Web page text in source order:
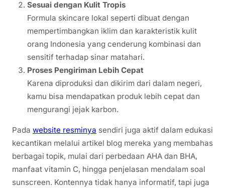
Sesuai dengan Kulit Tropis
Formula skincare lokal seperti dibuat dengan
mempertimbangkan iklim dan karakteristik kulit
orang Indonesia yang cenderung kombinasi dan
sensitif terhadap sinar matahari.
Proses Pengiriman Lebih Cepat
Karena diproduksi dan dikirim dari dalam negeri,
kamu bisa mendapatkan produk lebih cepat dan
mengurangi jejak karbon.
Pada website resminya sendiri juga aktif dalam edukasi
kecantikan melalui artikel blog mereka yang membahas
berbagai topik, mulai dari perbedaan AHA dan BHA,
manfaat vitamin C, hingga penjelasan mendalam soal
sunscreen. Kontennya tidak hanya informatif, tapi juga